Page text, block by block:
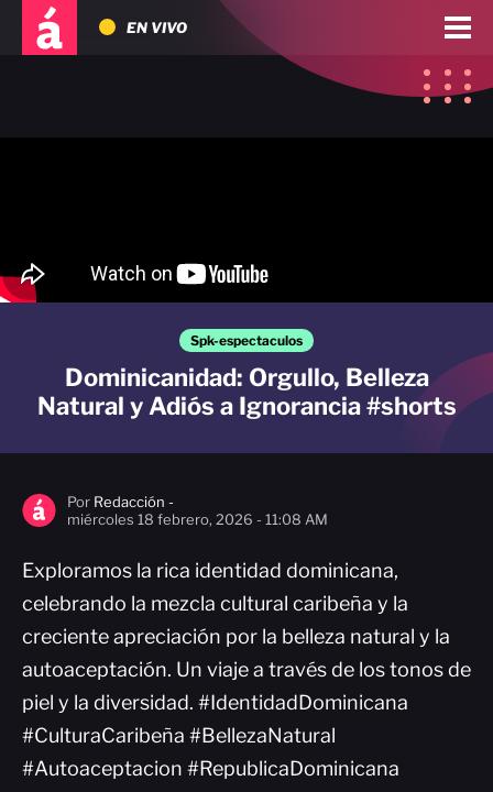
EN VIVO
Spk-espectaculos
Dominicanidad: Orgullo, Belleza
Natural y Adiós a Ignorancia #shorts
Por Redacción -
miércoles 18 febrero, 2026 - 11:08 AM
Exploramos la rica identidad dominicana,
celebrando la mezcla cultural caribeña y la
creciente apreciación por la belleza natural y la
autoaceptación. Un viaje a través de los tonos de
piel y la diversidad. #IdentidadDominicana
#CulturaCaribeña #BellezaNatural
#Autoaceptacion #RepublicaDominicana